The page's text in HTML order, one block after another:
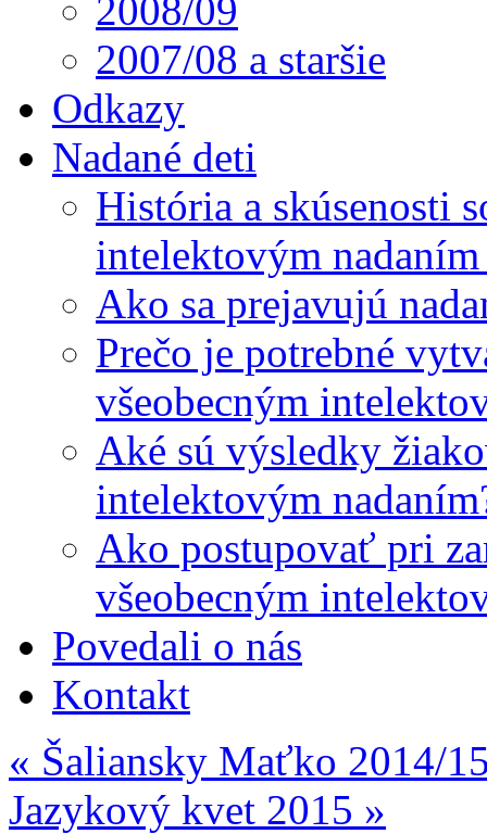
2008/09
2007/08 a staršie
Odkazy
Nadané deti
História a skúsenosti
intelektovým
Ako sa prejavujú
Prečo je potrebné
všeobecným
Aké sú výsledky
intelektovým
Ako postupovať pri
všeobecným
Povedali o nás
Kontakt
« Šaliansky Maťko 2014/
Jazykový kvet 2015 »